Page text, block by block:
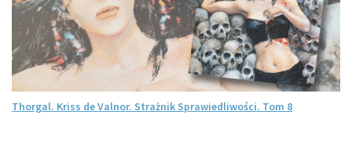
Thorgal. Kriss de Valnor. Strażnik Sprawiedliwości. Tom 8